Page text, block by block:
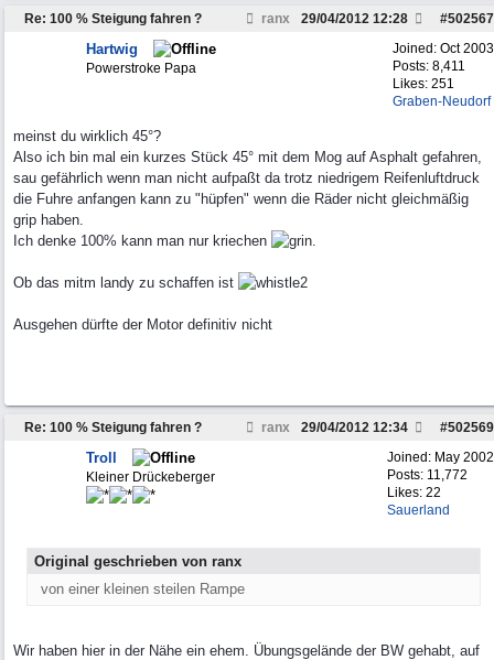
Re: 100 % Steigung fahren ? ranx #502567
29/04/2012 12:28
Joined: Oct 2003
Posts: 8,411
Likes: 251
Graben-Neudorf
Hartwig
Powerstroke Papa
meinst du wirklich 45°?
Also ich bin mal ein kurzes Stück 45° mit dem Mog auf Asphalt gefahren,
sau gefährlich wenn man nicht aufpaßt da trotz niedrigem Reifenluftdruck
die Fuhre anfangen kann zu "hüpfen" wenn die Räder nicht gleichmäßig
grip haben.
Ich denke 100% kann man nur kriechen
.
Ob das mitm landy zu schaffen ist
Ausgehen dürfte der Motor definitiv nicht
Re: 100 % Steigung fahren ? ranx #502569
29/04/2012 12:34
Joined: May 2002
Posts: 11,772
Likes: 22
Sauerland
Troll
Kleiner Drückeberger
Original geschrieben von ranx
von einer kleinen steilen Rampe
Wir haben hier in der Nähe ein ehem. Übungsgelände der BW gehabt, auf